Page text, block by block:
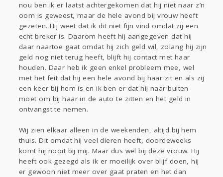
nou ben ik er laatst achtergekomen dat hij niet naar z’n
oom is geweest, maar de hele avond bij vrouw heeft
gezeten. Hij weet dat ik dit niet fijn vind omdat zij een
echt breker is. Daarom heeft hij aangegeven dat hij
daar naartoe gaat omdat hij zich geld wil, zolang hij zijn
geld nog niet terug heeft, blijft hij contact met haar
houden. Daar heb ik geen enkel probleem mee, wel
met het feit dat hij een hele avond bij haar zit en als zij
een keer bij hem is en ik ben er dat hij naar buiten
moet om bij haar in de auto te zitten en het geld in
ontvangst te nemen.
Wij zien elkaar alleen in de weekenden, altijd bij hem
thuis. Dit omdat hij veel dieren heeft, doordeweeks
komt hij nooit bij mij. Maar dus wel bij deze vrouw. Hij
heeft ook gezegd als ik er moeilijk over blijf doen, hij
er gewoon niet meer over gaat praten en het dan